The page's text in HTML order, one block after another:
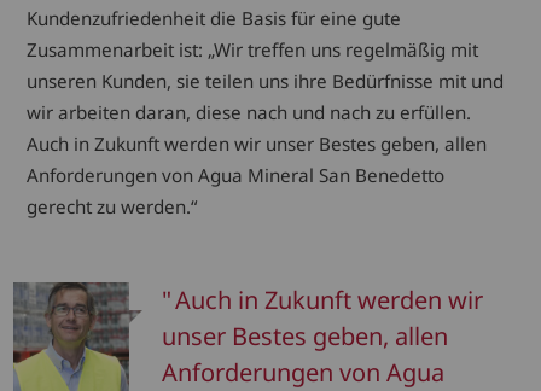
Kundenzufriedenheit die Basis für eine gute
Zusammenarbeit ist: „Wir treffen uns regelmäßig mit
unseren Kunden, sie teilen uns ihre Bedürfnisse mit und
wir arbeiten daran, diese nach und nach zu erfüllen.
Auch in Zukunft werden wir unser Bestes geben, allen
Anforderungen von Agua Mineral San Benedetto
gerecht zu werden.“
Auch in Zukunft werden wir
unser Bestes geben, allen
Anforderungen von Agua